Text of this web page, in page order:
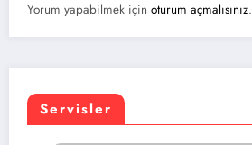
Yorum yapabilmek için oturum açmalısınız.
Servisler